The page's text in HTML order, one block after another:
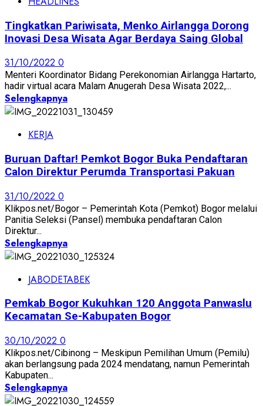
Tingkatkan Pariwisata, Menko Airlangga Dorong
Inovasi Desa Wisata Agar Berdaya Saing Global
31/10/2022 0
Menteri Koordinator Bidang Perekonomian Airlangga Hartarto,
hadir virtual acara Malam Anugerah Desa Wisata 2022,...
Selengkapnya
KERJA
Buruan Daftar! Pemkot Bogor Buka Pendaftaran
Calon Direktur Perumda Transportasi Pakuan
31/10/2022 0
Klikpos.net/Bogor – Pemerintah Kota (Pemkot) Bogor melalui
Panitia Seleksi (Pansel) membuka pendaftaran Calon
Direktur...
Selengkapnya
JABODETABEK
Pemkab Bogor Kukuhkan 120 Anggota Panwaslu
Kecamatan Se-Kabupaten Bogor
30/10/2022 0
Klikpos.net/Cibinong – Meskipun Pemilihan Umum (Pemilu)
akan berlangsung pada 2024 mendatang, namun Pemerintah
Kabupaten...
Selengkapnya